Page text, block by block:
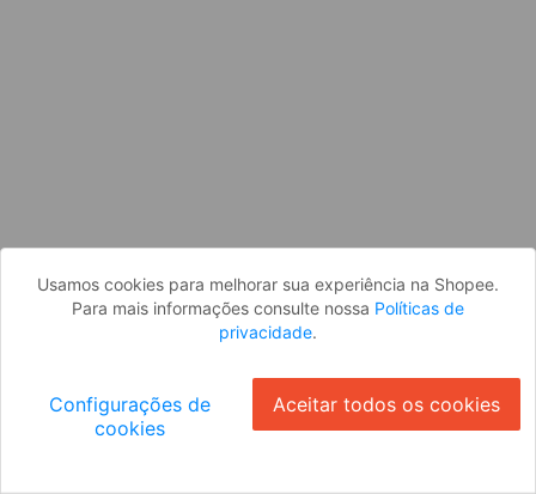
Usamos cookies para melhorar sua experiência na Shopee.
Para mais informações consulte nossa Políticas de
privacidade.
Configurações de
cookies
Aceitar todos os cookies